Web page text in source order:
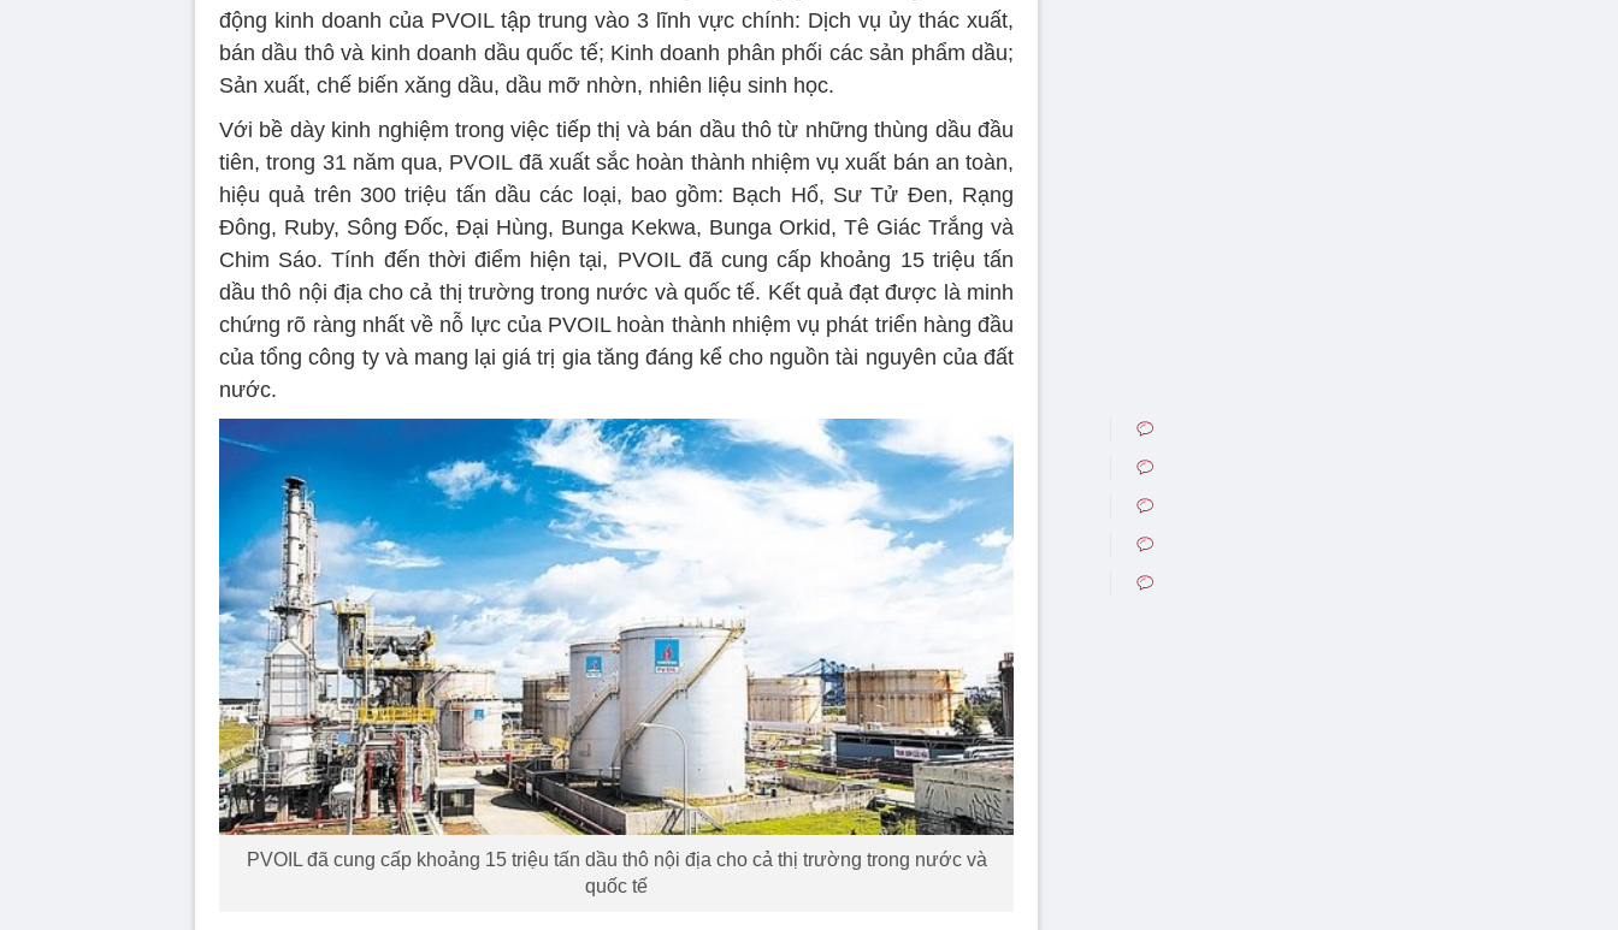
động kinh doanh của PVOIL tập trung vào 3 lĩnh vực chính: Dịch vụ ủy thác xuất,
bán dầu thô và kinh doanh dầu quốc tế; Kinh doanh phân phối các sản phẩm dầu;
Sản xuất, chế biến xăng dầu, dầu mỡ nhờn, nhiên liệu sinh học.
Với bề dày kinh nghiệm trong việc tiếp thị và bán dầu thô từ những thùng dầu đầu
tiên, trong 31 năm qua, PVOIL đã xuất sắc hoàn thành nhiệm vụ xuất bán an toàn,
hiệu quả trên 300 triệu tấn dầu các loại, bao gồm: Bạch Hổ, Sư Tử Đen, Rạng
Đông, Ruby, Sông Đốc, Đại Hùng, Bunga Kekwa, Bunga Orkid, Tê Giác Trắng và
Chim Sáo. Tính đến thời điểm hiện tại, PVOIL đã cung cấp khoảng 15 triệu tấn
dầu thô nội địa cho cả thị trường trong nước và quốc tế. Kết quả đạt được là minh
chứng rõ ràng nhất về nỗ lực của PVOIL hoàn thành nhiệm vụ phát triển hàng đầu
của tổng công ty và mang lại giá trị gia tăng đáng kể cho nguồn tài nguyên của đất
nước.
PVOIL đã cung cấp khoảng 15 triệu tấn dầu thô nội địa cho cả thị trường trong nước và
quốc tế